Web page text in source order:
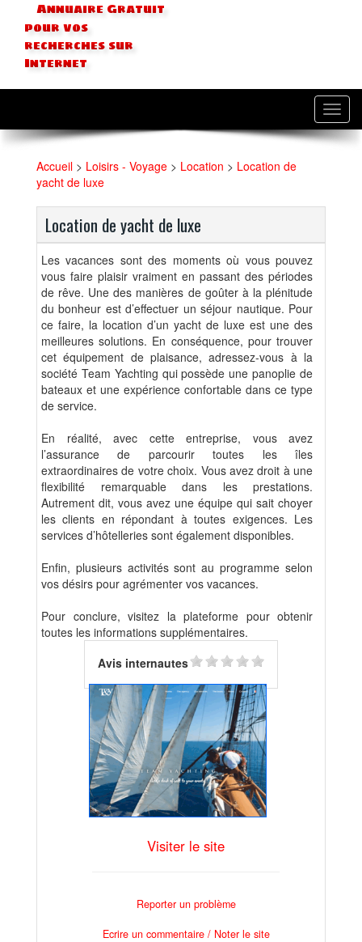
Annuaire Gratuit
pour vos
recherches sur
Internet
Accueil > Loisirs - Voyage > Location > Location de
yacht de luxe
Location de yacht de luxe
Les vacances sont des moments où vous pouvez
vous faire plaisir vraiment en passant des périodes
de rêve. Une des manières de goûter à la plénitude
du bonheur est d’effectuer un séjour nautique. Pour
ce faire, la location d’un yacht de luxe est une des
meilleures solutions. En conséquence, pour trouver
cet équipement de plaisance, adressez-vous à la
société Team Yachting qui possède une panoplie de
bateaux et une expérience confortable dans ce type
de service.
En réalité, avec cette entreprise, vous avez
l’assurance de parcourir toutes les îles
extraordinaires de votre choix. Vous avez droit à une
flexibilité remarquable dans les prestations.
Autrement dit, vous avez une équipe qui sait choyer
les clients en répondant à toutes exigences. Les
services d’hôtelleries sont également disponibles.
Enfin, plusieurs activités sont au programme selon
vos désirs pour agrémenter vos vacances.
Pour conclure, visitez la plateforme pour obtenir
toutes les informations supplémentaires.
Avis internautes
Visiter le site
Reporter un problème
Ecrire un commentaire / Noter le site